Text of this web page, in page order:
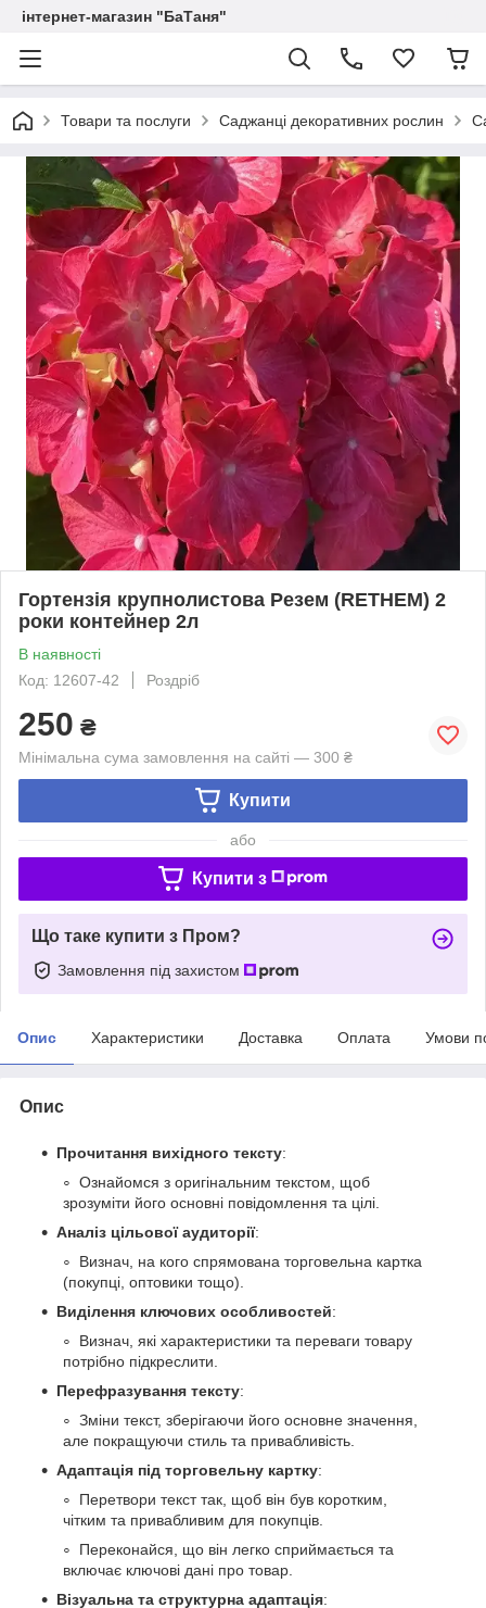
інтернет-магазин "БаТаня"
Товари та послуги Саджанці декоративних рослин
Гортензія крупнолистова Резем (RETHEM) 2
роки контейнер 2л
В наявності
Код: 12607-42
Роздріб
250 ₴
Мінімальна сума замовлення на сайті — 300 ₴
Купити
або
Купити з
Що таке купити з Пром?
Замовлення під захистом
Опис Характеристики Доставка Оплата Умови
Опис
Прочитання вихідного тексту:
Ознайомся з оригінальним текстом, щоб
зрозуміти його основні повідомлення та цілі.
Аналіз цільової аудиторії:
Визнач, на кого спрямована торговельна картка
(покупці, оптовики тощо).
Виділення ключових особливостей:
Визнач, які характеристики та переваги товару
потрібно підкреслити.
Перефразування тексту:
Зміни текст, зберігаючи його основне значення,
але покращуючи стиль та привабливість.
Адаптація під торговельну картку:
Перетвори текст так, щоб він був коротким,
чітким та привабливим для покупців.
Переконайся, що він легко сприймається та
включає ключові дані про товар.
Візуальна та структурна адаптація: